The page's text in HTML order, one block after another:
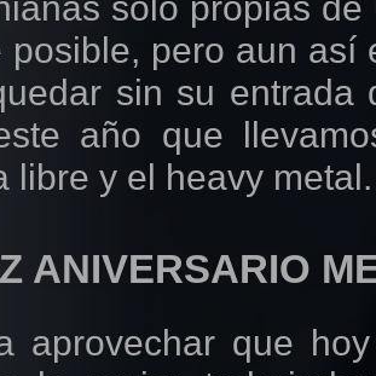
tanto para la
(por su
bolsillos,
el cual pagamos
cualquier
CDs/DVDs,
ahorrarnos
posible, pero aun así
sin su entrada
año que
libre y el heavy metal.
ANIVERSARIO
aprovechar que